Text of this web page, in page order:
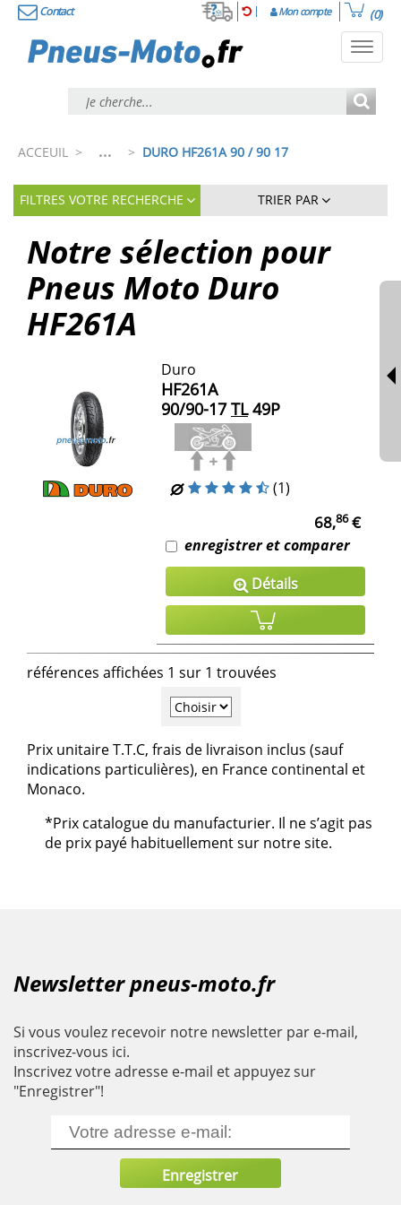
Contact Mon compte (0)
ACCEUIL > ... > DURO HF261A 90 / 90 17
FILTRES VOTRE RECHERCHE TRIER PAR
Notre sélection pour
Pneus Moto Duro
HF261A
Duro
HF261A
90/90-17 TL49P
(1)
68,86€
enregistrer et comparer
Détails
références affichées 1 sur 1 trouvées
Prix unitaire T.T.C, frais de livraison inclus (sauf
indications particulières), en France continental et
Monaco.
*Prix catalogue du manufacturier. Il ne s’agit pas
de prix payé habituellement sur notre site.
Newsletter pneus-moto.fr
Si vous voulez recevoir notre newsletter par e-mail,
inscrivez-vous ici.
Inscrivez votre adresse e-mail et appuyez sur
"Enregistrer"!